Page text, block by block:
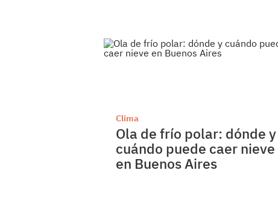
Clima
Ola de frío polar: dónde y
cuándo puede caer nieve
en Buenos Aires